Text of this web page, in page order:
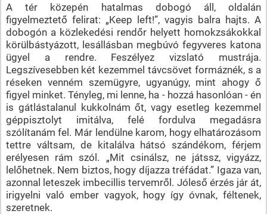
A tér közepén hatalmas dobogó áll, oldalán
figyelmeztető felirat: „Keep left!”, vagyis balra hajts. A
dobogón a közlekedési rendőr helyett homokzsákokkal
körülbástyázott, lesállásban megbúvó fegyveres katona
ügyel a rendre. Feszélyez vizslató mustrája.
Legszívesebben két kezemmel távcsövet formáznék, s a
réseken venném szemügyre, ugyanúgy, mint ahogy ő
figyel minket. Tényleg, mi lenne, ha - hozzá hasonlóan - én
is gátlástalanul kukkolnám őt, vagy esetleg kezemmel
géppisztolyt imitálva, felé fordulva megadásra
szólítanám fel. Már lendülne karom, hogy elhatározásom
tettre váltsam, de kitalálva hátsó szándékom, férjem
erélyesen rám szól. „Mit csinálsz, ne játssz, vigyázz,
lelőhetnek. Nem biztos, hogy díjazza tréfádat.” Igaza van,
azonnal leteszek imbecillis tervemről. Jóleső érzés jár át,
irigyelni való ember vagyok, hogy így óvnak, féltenek,
szeretnek.